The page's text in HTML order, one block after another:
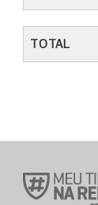
TOTAL